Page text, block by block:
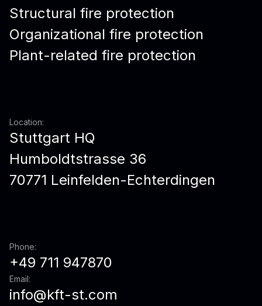
Structural fire protection
Organizational fire protection
Plant-related fire protection
Location:
Stuttgart HQ
Humboldtstrasse 36
70771 Leinfelden-Echterdingen
Phone:
+49 711 947870
Email:
info@kft-st.com